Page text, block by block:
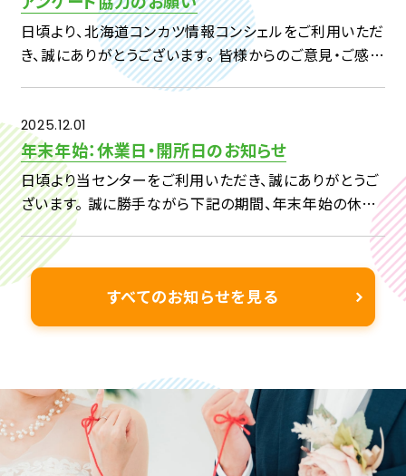
日頃より、北海道コンカツ情報コンシェルをご利用いただ
き、誠にありがとうございます。 皆様からのご意見・ご感想
を、今後の事業へいかしてまいりたいと考えておりますの
ます。 […]
2025.12.01
年末年始：休業日・開所日のお知らせ
日頃より当センターをご利用いただき、誠にありがとうご
ざいます。 誠に勝手ながら下記の期間、年末年始の休業
日とさせていただきます。 2025 年 12 月 29 日(月) ～
2026年 1 月3日(土) & […]
すべてのお知らせを見る